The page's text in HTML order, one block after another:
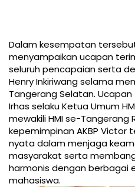
Dalam kesempatan
menyampaikan ucapan
seluruh pencapaian serta
Henry Inkiriwang selama
Tangerang Selatan.
Irhas selaku Ketua Umum
mewakili HMI se-Tangerang
kepemimpinan AKBP Victor
nyata dalam menjaga
masyarakat serta
harmonis dengan berbagai
mahasiswa.